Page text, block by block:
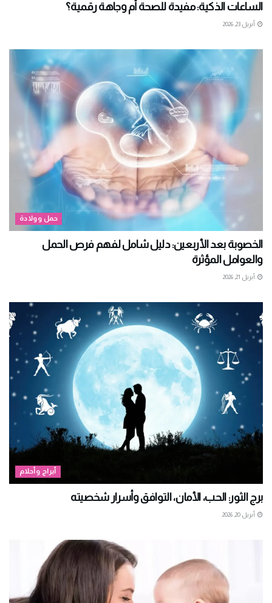
الساعات الذكية: مفيدة للصحة أم وجاهة رقمية؟
أبريل 23, 2026
حمل وولادة
الخصوبة بعد الأربعين: دليل شامل لفهم فرص الحمل
والعوامل المؤثرة
أبريل 21, 2026
أبراج وأحلام
برج الثور: الحب، الأمان، التوافق وأسرار شخصيته
أبريل 20, 2026